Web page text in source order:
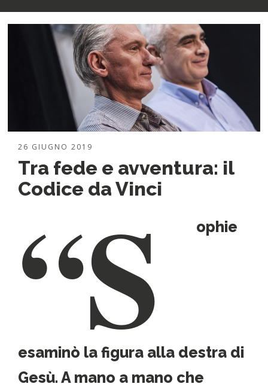
26 GIUGNO 2019
Tra fede e avventura: il
Codice da Vinci
“S ophie
esaminò la figura alla destra di
Gesù. A mano a mano che